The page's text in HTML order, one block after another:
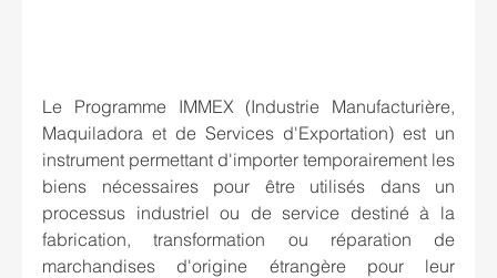
Le Programme IMMEX (Industrie Manufacturière,
Maquiladora et de Services d'Exportation) est un
instrument permettant d'importer temporairement les
biens nécessaires pour être utilisés dans un
processus industriel ou de service destiné à la
fabrication, transformation ou réparation de
marchandises d'origine étrangère pour leur